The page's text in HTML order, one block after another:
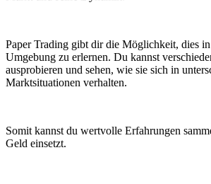
Paper Trading gibt dir die Möglichkeit, dies
Umgebung zu erlernen. Du kannst
ausprobieren und sehen, wie sie sich in
Marktsituationen verhalten.
Somit kannst du wertvolle Erfahrungen
Geld einsetzt.